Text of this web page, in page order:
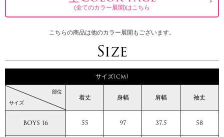
(全てのカラー展開)はこちら
こちらの商品は他のカラー展開もございます。
Size
サイズ(cm)
サイズ
部位
着丈 身幅 肩幅 袖丈
BOYS 16 55 97 37.5 58